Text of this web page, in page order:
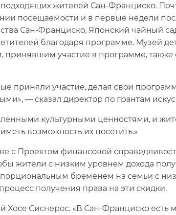
жителей Сан-Франциско.
посещаемости и в первые недели
Сан-Франциско, Японский чайный
благодаря программе. Музей
принявшим участие в программе, также
приняли участие, делая свои
— сказал директор по грантам
культурными ценностями, и
возможность их посетить.»​​
с Проектом финансовой
жители с низким уровнем дохода
бременем на семьи с
получения права на эти скидки.​​
Хосе Сиснерос. «В Сан-Франциско есть